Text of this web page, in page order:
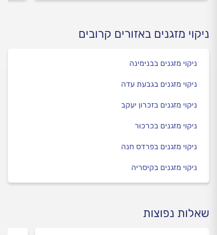
ניקוי מזגנים באזורים קרובים
ניקוי מזגנים בבנימינה
ניקוי מזגנים בגבעת עדה
ניקוי מזגנים בזכרון יעקב
ניקוי מזגנים בכרכור
ניקוי מזגנים בפרדס חנה
ניקוי מזגנים בקיסריה
שאלות נפוצות